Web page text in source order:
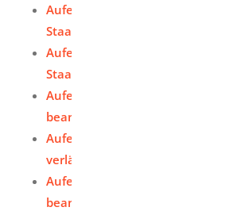
Aufenthaltserlaubnis für
Staaten außerhalb EU/EWR
Aufenthaltserlaubnis für
Staaten außerhalb EU/EWR
Aufenthaltserlaubnis zum Zweck
beantragen
Aufenthaltserlaubnis zum Zweck
verlängern
Aufenthaltserlaubnis zum Zweck
beantragen